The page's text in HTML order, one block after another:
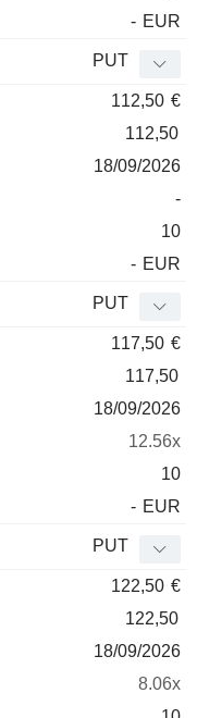
- EUR
PUT
112,50 €
112,50
18/09/2026
-
10
- EUR
PUT
117,50 €
117,50
18/09/2026
12.56x
10
- EUR
PUT
122,50 €
122,50
18/09/2026
8.06x